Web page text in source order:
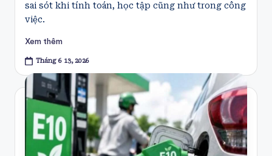
sai sót khi tính toán, học tập cũng như trong công
việc.
Xem thêm
Tháng 6 13, 2026